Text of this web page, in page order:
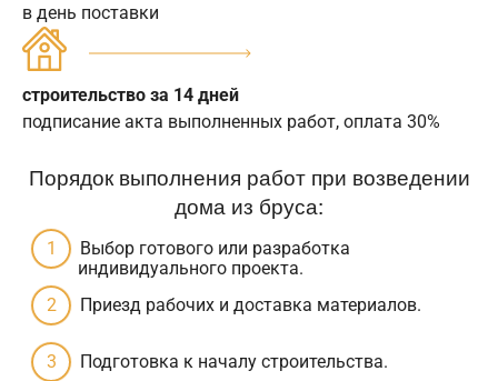
в день поставки
строительство за 14 дней
подписание акта выполненных работ, оплата 30%
Порядок выполнения работ при возведении
дома из бруса:
Выбор готового или разработка
индивидуального проекта.
Приезд рабочих и доставка материалов.
Подготовка к началу строительства.